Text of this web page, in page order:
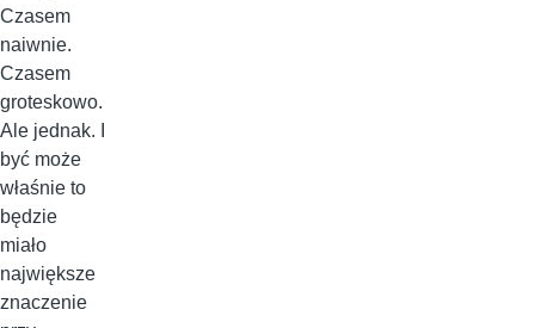
Czasem
naiwnie.
Czasem
groteskowo.
Ale jednak. I
być może
właśnie to
będzie
miało
największe
znaczenie